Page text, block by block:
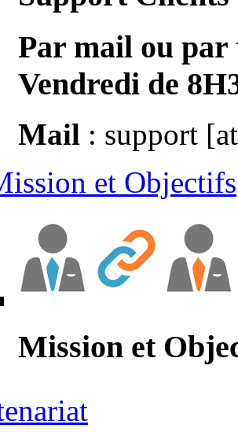
Par mail ou par
Vendredi de
Mail : support
et Objectifs
Mission et